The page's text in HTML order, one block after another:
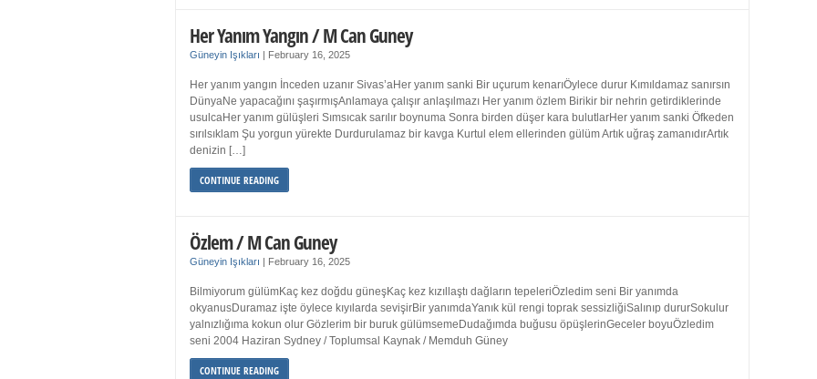
Her Yanım Yangın / M Can Guney
Güneyin Işıkları February 16, 2025
Her yanım yangın İnceden uzanır Sivas’aHer yanım sanki Bir uçurum kenarıÖylece durur Kımıldamaz sanırsın
DünyaNe yapacağını şaşırmışAnlamaya çalışır anlaşılmazı Her yanım özlem Birikir bir nehrin getirdiklerinde
usulcaHer yanım gülüşleri Sımsıcak sarılır boynuma Sonra birden düşer kara bulutlarHer yanım sanki Öfkeden
sırılsıklam Şu yorgun yürekte Durdurulamaz bir kavga Kurtul elem ellerinden gülüm Artık uğraş zamanıdırArtık
denizin […]
CONTINUE READING
Özlem / M Can Guney
Güneyin Işıkları February 16, 2025
Bilmiyorum gülümKaç kez doğdu güneşKaç kez kızıllaştı dağların tepeleriÖzledim seni Bir yanımda
okyanusDuramaz işte öylece kıyılarda sevişirBir yanımdaYanık kül rengi toprak sessizliğiSalınıp dururSokulur
yalnızlığıma kokun olur Gözlerim bir buruk gülümsemeDudağımda buğusu öpüşlerinGeceler boyuÖzledim
seni 2004 Haziran Sydney / Toplumsal Kaynak / Memduh Güney
CONTINUE READING